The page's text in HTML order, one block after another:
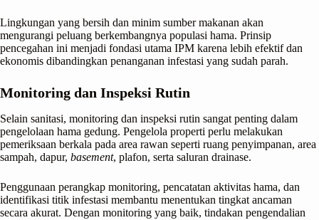
Lingkungan yang bersih dan minim sumber makanan akan
mengurangi peluang berkembangnya populasi hama. Prinsip
pencegahan ini menjadi fondasi utama IPM karena lebih efektif dan
ekonomis dibandingkan penanganan infestasi yang sudah parah.
Monitoring dan Inspeksi Rutin
Selain sanitasi, monitoring dan inspeksi rutin sangat penting dalam
pengelolaan hama gedung. Pengelola properti perlu melakukan
pemeriksaan berkala pada area rawan seperti ruang penyimpanan, area
sampah, dapur, basement, plafon, serta saluran drainase.
Penggunaan perangkap monitoring, pencatatan aktivitas hama, dan
identifikasi titik infestasi membantu menentukan tingkat ancaman
secara akurat. Dengan monitoring yang baik, tindakan pengendalian